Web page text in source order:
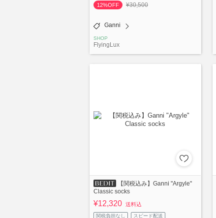
12%OFF
¥30,500
Ganni
SHOP
FlyingLux
【関税込み】Ganni "Argyle"
Classic socks
¥12,320 送料込
関税負担なし スピード配送